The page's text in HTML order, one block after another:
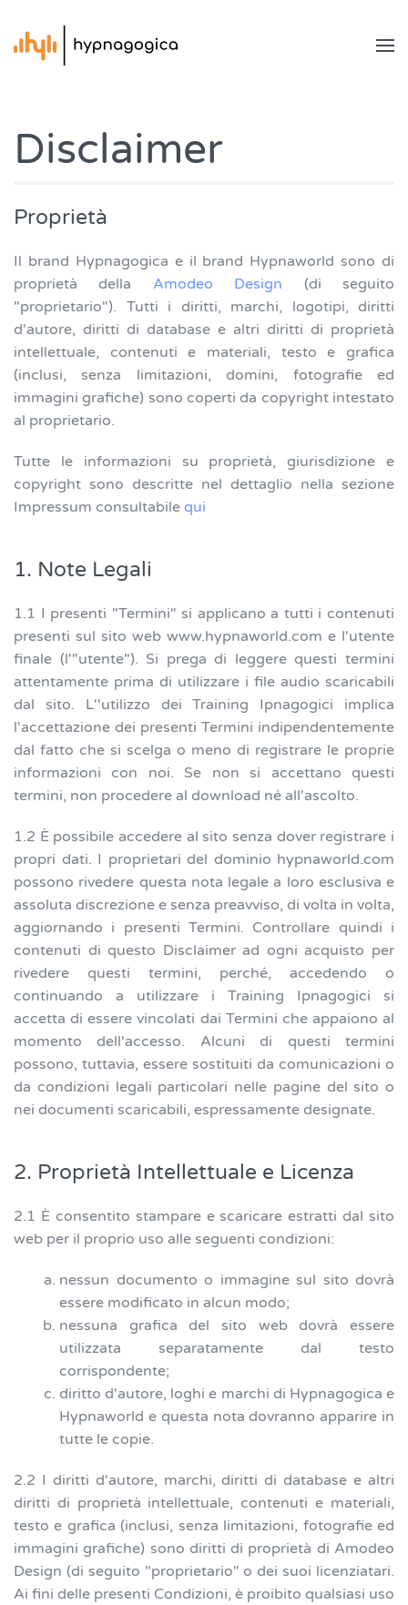
Disclaimer
Proprietà
Il brand Hypnagogica e il brand Hypnaworld sono di
proprietà della Amodeo Design (di seguito
"proprietario"). Tutti i diritti, marchi, logotipi, diritti
d'autore, diritti di database e altri diritti di proprietà
intellettuale, contenuti e materiali, testo e grafica
(inclusi, senza limitazioni, domini, fotografie ed
immagini grafiche) sono coperti da copyright intestato
al proprietario.
Tutte le informazioni su proprietà, giurisdizione e
copyright sono descritte nel dettaglio nella sezione
Impressum consultabile qui
1. Note Legali
1.1 I presenti "Termini" si applicano a tutti i contenuti
presenti sul sito web www.hypnaworld.com e l'utente
finale (l'"utente"). Si prega di leggere questi termini
attentamente prima di utilizzare i file audio scaricabili
dal sito. L''utilizzo dei Training Ipnagogici implica
l'accettazione dei presenti Termini indipendentemente
dal fatto che si scelga o meno di registrare le proprie
informazioni con noi. Se non si accettano questi
termini, non procedere al download né all'ascolto.
1.2 È possibile accedere al sito senza dover registrare i
propri dati. I proprietari del dominio hypnaworld.com
possono rivedere questa nota legale a loro esclusiva e
assoluta discrezione e senza preavviso, di volta in volta,
aggiornando i presenti Termini. Controllare quindi i
contenuti di questo Disclaimer ad ogni acquisto per
rivedere questi termini, perché, accedendo o
continuando a utilizzare i Training Ipnagogici si
accetta di essere vincolati dai Termini che appaiono al
momento dell'accesso. Alcuni di questi termini
possono, tuttavia, essere sostituiti da comunicazioni o
da condizioni legali particolari nelle pagine del sito o
nei documenti scaricabili, espressamente designate.
2. Proprietà Intellettuale e Licenza
2.1 È consentito stampare e scaricare estratti dal sito
web per il proprio uso alle seguenti condizioni:
nessun documento o immagine sul sito dovrà
essere modificato in alcun modo;
nessuna grafica del sito web dovrà essere
utilizzata separatamente dal testo
corrispondente;
diritto d'autore, loghi e marchi di Hypnagogica e
Hypnaworld e questa nota dovranno apparire in
tutte le copie.
2.2 I diritti d'autore, marchi, diritti di database e altri
diritti di proprietà intellettuale, contenuti e materiali,
testo e grafica (inclusi, senza limitazioni, fotografie ed
immagini grafiche) sono diritti di proprietà di Amodeo
Design (di seguito "proprietario" o dei suoi licenziatari.
Ai fini delle presenti Condizioni, è proibito qualsiasi uso